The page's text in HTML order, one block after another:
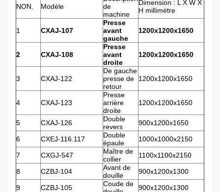
NON. Modèle
de
machine
Dimension : L X W X
H millimètre
1 CXAJ-107
Presse
avant
gauche
1200x1200x1650
2 CXAJ-108
Presse
avant
droite
1200x1200x1650
3 CXAJ-122
De gauche
presse de
retour
1200x1200x1650
4 CXAJ-123
Presse
arrière
droite
1200x1200x1650
5 CXAJ-126
Double
revers
900x1200x1650
6 CXEJ-116.117
Double
épaule
1000x1000x2150
7 CXGJ-547
Maître de
collier
1100x1100x2150
8 CZBJ-104
Avant de
douille
900x1200x1300
9 CZBJ-105
Coude de
900x1200x1300